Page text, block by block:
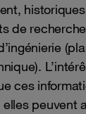
de
ces
peuvent